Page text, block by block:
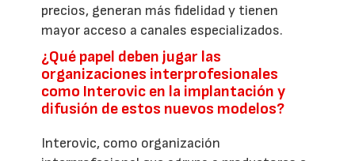
precios, generan más fidelidad y tienen
mayor acceso a canales especializados.
¿Qué papel deben jugar las
organizaciones interprofesionales
como Interovic en la implantación y
difusión de estos nuevos modelos?
Interovic, como organización